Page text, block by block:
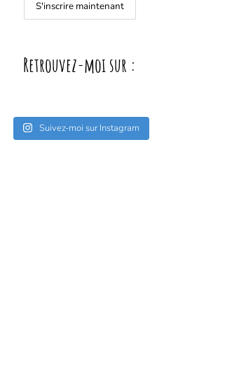
Retrouvez-moi sur :
Suivez-moi sur Instagram